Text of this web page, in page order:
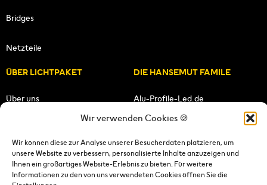
Wir verwenden Cookies 🍪
Wir können diese zur Analyse unserer Besucherdaten platzieren, um
unsere Website zu verbessern, personalisierte Inhalte anzuzeigen und
Ihnen ein großartiges Website-Erlebnis zu bieten. Für weitere
Informationen zu den von uns verwendeten Cookies öffnen Sie die
Bridges
Netzteile
ÜBER LICHTPAKET
Über uns
Unser Team
DIE HANSEMUT FAMILE
Alu-Profile-Led.de
Lichtpaket.de